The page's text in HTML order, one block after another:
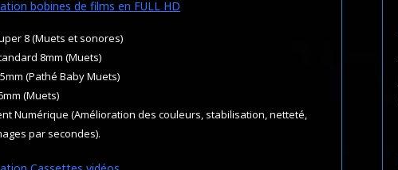
bobines de films en FULL HD
8 (Muets et sonores)
8mm (Muets)
(Pathé Baby Muets)
(Muets)
Numérique (Amélioration des couleurs, stabilisation, netteté,
par secondes).